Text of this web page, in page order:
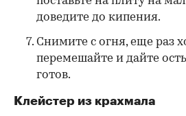
доведите до кипения.
Снимите с огня, еще раз
перемешайте и дайте
готов.
Клейстер из крахмала